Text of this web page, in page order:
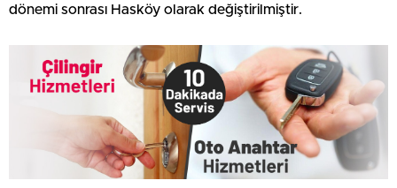
dönemi sonrası Hasköy olarak değiştirilmiştir.